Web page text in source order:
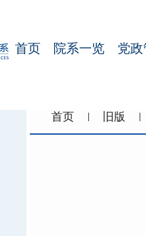
首页 院系一览 党
首页 旧版